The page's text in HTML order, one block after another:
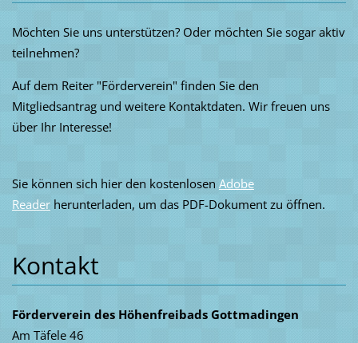
Möchten Sie uns unterstützen? Oder möchten Sie sogar aktiv
teilnehmen?
Auf dem Reiter "Förderverein" finden Sie den
Mitgliedsantrag und weitere Kontaktdaten. Wir freuen uns
über Ihr Interesse!
Sie können sich hier den kostenlosen Adobe
Readerherunterladen, um das PDF-Dokument zu öffnen.
Kontakt
Förderverein des Höhenfreibads Gottmadingen
Am Täfele 46